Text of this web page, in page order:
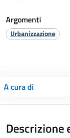
Argomenti
Urbanizzazione
A cura di
Descrizione